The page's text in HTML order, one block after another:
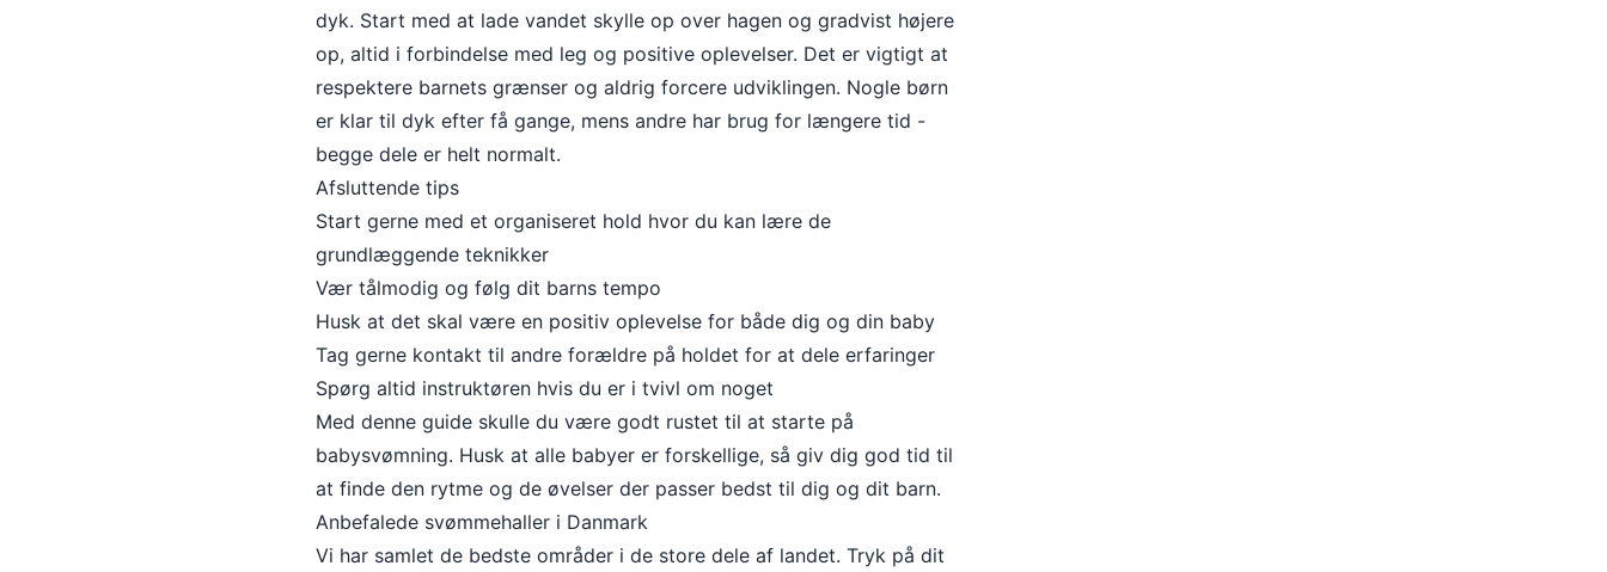
dyk. Start med at lade vandet skylle op over hagen og gradvist højere
op, altid i forbindelse med leg og positive oplevelser. Det er vigtigt at
respektere barnets grænser og aldrig forcere udviklingen. Nogle børn
er klar til dyk efter få gange, mens andre har brug for længere tid -
begge dele er helt normalt.
Afsluttende tips
Start gerne med et organiseret hold hvor du kan lære de
grundlæggende teknikker
Vær tålmodig og følg dit barns tempo
Husk at det skal være en positiv oplevelse for både dig og din baby
Tag gerne kontakt til andre forældre på holdet for at dele erfaringer
Spørg altid instruktøren hvis du er i tvivl om noget
Med denne guide skulle du være godt rustet til at starte på
babysvømning. Husk at alle babyer er forskellige, så giv dig god tid til
at finde den rytme og de øvelser der passer bedst til dig og dit barn.
Anbefalede svømmehaller i Danmark
Vi har samlet de bedste områder i de store dele af landet. Tryk på dit